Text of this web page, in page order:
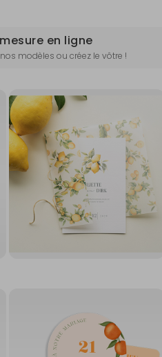
en ligne
modèles ou créez le vôtre !